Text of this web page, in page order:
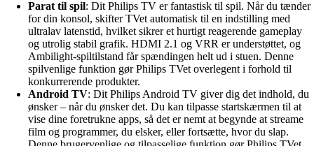
Parat til spil: Dit Philips TV er fantastisk til spil. Når du tænder
for din konsol, skifter TVet automatisk til en indstilling med
ultralav latenstid, hvilket sikrer et hurtigt reagerende gameplay
og utrolig stabil grafik. HDMI 2.1 og VRR er understøttet, og
Ambilight-spiltilstand får spændingen helt ud i stuen. Denne
spilvenlige funktion gør Philips TVet overlegent i forhold til
konkurrerende produkter.
Android TV: Dit Philips Android TV giver dig det indhold, du
ønsker – når du ønsker det. Du kan tilpasse startskærmen til at
vise dine foretrukne apps, så det er nemt at begynde at streame
film og programmer, du elsker, eller fortsætte, hvor du slap.